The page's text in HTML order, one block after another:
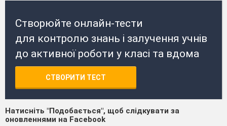
Створюйте онлайн-тести
для контролю знань і залучення учнів
до активної роботи у класі та вдома
СТВОРИТИ ТЕСТ
Натисніть "Подобається", щоб слідкувати за
оновленнями на Facebook